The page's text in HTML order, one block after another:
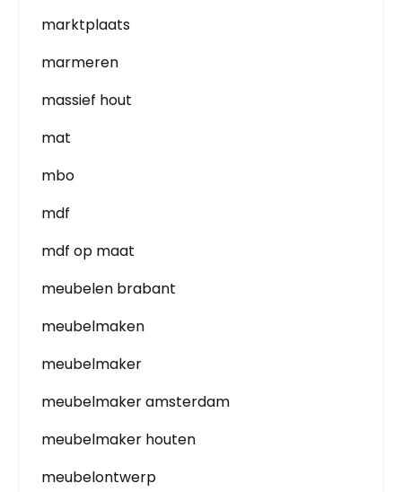
marktplaats
marmeren
massief hout
mat
mbo
mdf
mdf op maat
meubelen brabant
meubelmaken
meubelmaker
meubelmaker amsterdam
meubelmaker houten
meubelontwerp